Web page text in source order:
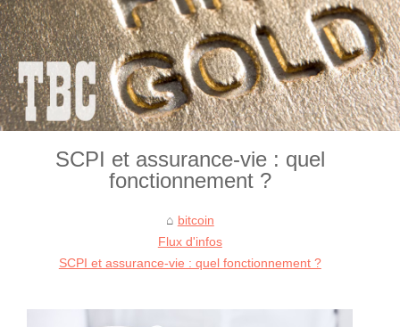
SCPI et assurance-vie : quel
fonctionnement ?
bitcoin
Flux d'infos
SCPI et assurance-vie : quel fonctionnement ?